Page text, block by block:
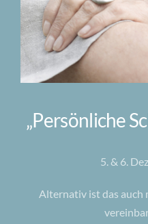
„Persönliche
5. & 6.
Alternativ ist das auch